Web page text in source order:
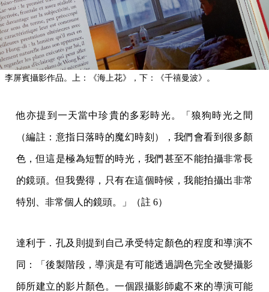
李屏賓攝影作品。上：《海上花》，下：《千禧曼波》。
他亦提到一天當中珍貴的多彩時光。「狼狗時光之間
（編註：意指日落時的魔幻時刻），我們會看到很多顏
色，但這是極為短暫的時光，我們甚至不能拍攝非常長
的鏡頭。但我覺得，只有在這個時候，我能拍攝出非常
特別、非常個人的鏡頭。」（註 6）
達利于．孔及則提到自己承受特定顏色的程度和導演不
同：「後製階段，導演是有可能透過調色完全改變攝影
師所建立的影片顏色。一個跟攝影師處不來的導演可能